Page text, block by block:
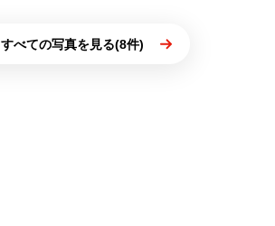
すべての写真を見る(8件)